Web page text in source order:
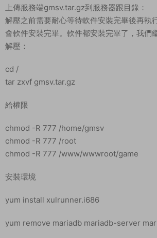
上傳服務端gmsv.tar.gz到服務器跟目錄：
解壓之前需要耐心等待軟件安裝完畢後再執
會軟件安裝完畢。軟件都安裝完畢了，我們繼
解壓：
cd /
tar zxvf gmsv.tar.gz
給權限
chmod -R 777 /home/gmsv
chmod -R 777 /root
chmod -R 777 /www/wwwroot/game
安裝環境
yum install xulrunner.i686
yum remove mariadb mariadb-server